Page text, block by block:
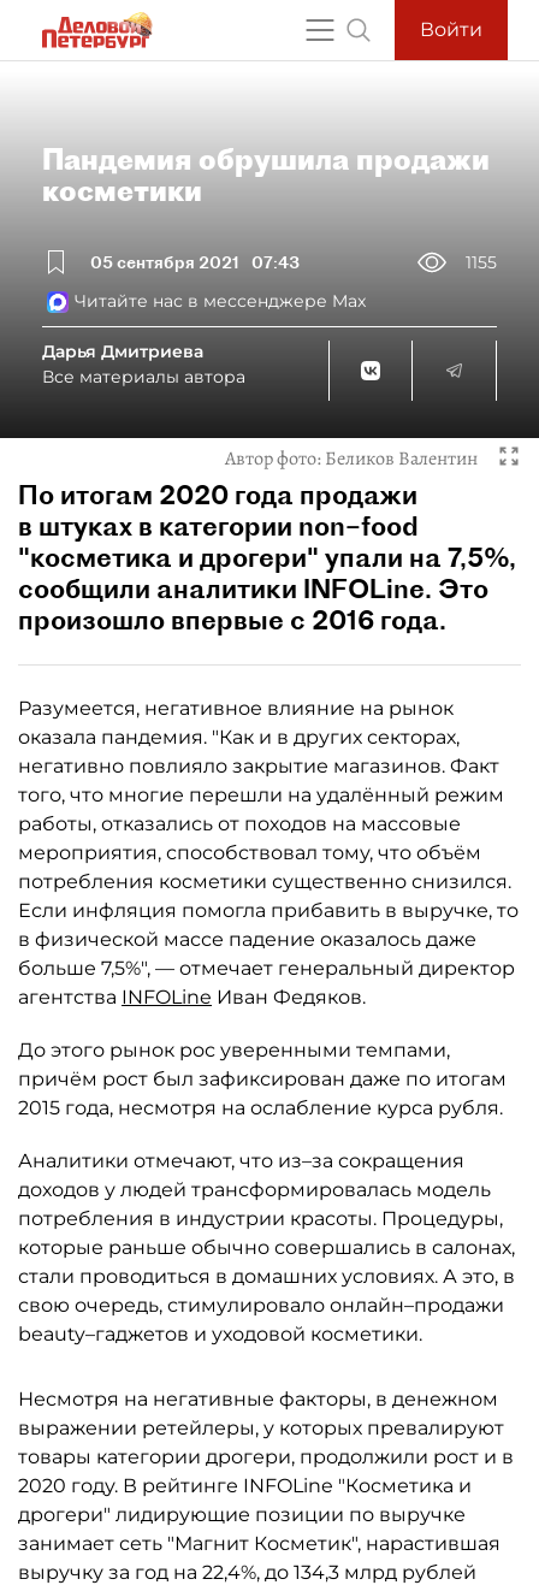
Войти
Пандемия обрушила продажи
косметики
05 сентября 2021 07:43
1155
Читайте нас в мессенджере Max
Дарья Дмитриева
Все материалы автора
Автор фото:Беликов Валентин
По итогам 2020 года продажи
в штуках в категории non–food
"косметика и дрогери" упали на 7,5%,
сообщили аналитики INFOLine. Это
произошло впервые с 2016 года.
Разумеется, негативное влияние на рынок
оказала пандемия. "Как и в других секторах,
негативно повлияло закрытие магазинов. Факт
того, что многие перешли на удалённый режим
работы, отказались от походов на массовые
мероприятия, способствовал тому, что объём
потребления косметики существенно снизился.
Если инфляция помогла прибавить в выручке, то
в физической массе падение оказалось даже
больше 7,5%", — отмечает генеральный директор
агентства INFOLine Иван Федяков.
До этого рынок рос уверенными темпами,
причём рост был зафиксирован даже по итогам
2015 года, несмотря на ослабление курса рубля.
Аналитики отмечают, что из–за сокращения
доходов у людей трансформировалась модель
потребления в индустрии красоты. Процедуры,
которые раньше обычно совершались в салонах,
стали проводиться в домашних условиях. А это, в
свою очередь, стимулировало онлайн–продажи
beauty–гаджетов и уходовой косметики.
Несмотря на негативные факторы, в денежном
выражении ретейлеры, у которых превалируют
товары категории дрогери, продолжили рост и в
2020 году. В рейтинге INFOLine "Косметика и
дрогери" лидирующие позиции по выручке
занимает сеть "Магнит Косметик", нарастившая
выручку за год на 22,4%, до 134,3 млрд рублей